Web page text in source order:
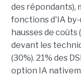
des répondants),
fonctions d'IA
hausses de coûts
devant les
(30%). 21% des
option IA